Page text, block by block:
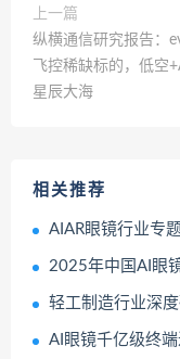
上一篇
纵横通信研究报告：
飞控稀缺标的，低空
星辰大海
相关推荐
AIAR眼镜行业专题
2025年中国AI眼
轻工制造行业深度研
AI眼镜千亿级终端进化论与